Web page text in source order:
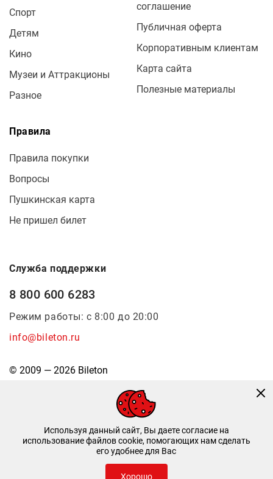
Спорт
Детям
Кино
Музеи и Аттракционы
Разное
соглашение
Публичная оферта
Корпоративным клиентам
Карта сайта
Полезные материалы
Правила
Правила покупки
Вопросы
Пушкинская карта
Не пришел билет
Служба поддержки
8 800 600 6283
Режим работы: с 8:00 до 20:00
info@bileton.ru
© 2009 — 2026 Bileton
Инфоматика
—Дизайн и разработка
Используя данный сайт, Вы даете согласие на
использование файлов cookie, помогающих нам сделать
его удобнее для Вас
Хорошо